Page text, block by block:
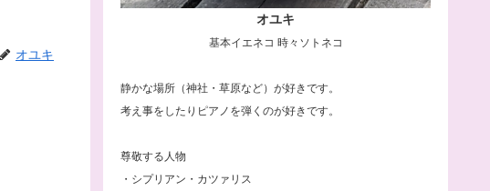
オユキ
オユキ
基本イエネコ 時々ソトネコ
静かな場所（神社・草原など）が好きです。
考え事をしたりピアノを弾くのが好きです。
尊敬する人物
・シプリアン・カツァリス